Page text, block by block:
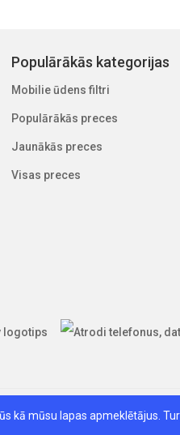
Populārākās kategorijas
Mobilie ūdens filtri
Populārākās preces
Jaunākās preces
Visas preces
kā mūsu lapas apmeklētājus.